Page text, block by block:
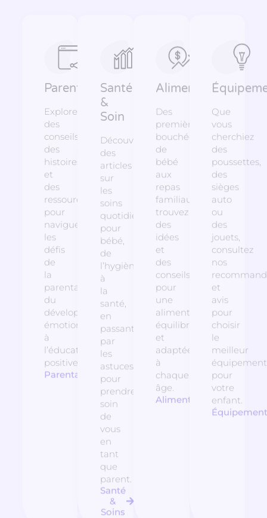
Parentalité
Explorez
des
conseils,
des
histoires
et
des
ressources
pour
naviguer
les
défis
de
la
parentalité,
du
développement
émotionnel
à
l’éducation
positive.
Parentalité
Santé
&
Soin
Découvrez
des
articles
sur
les
soins
quotidiens
pour
bébé,
de
l’hygiène
à
la
santé,
en
passant
par
les
astuces
pour
prendre
soin
de
vous
en
tant
que
parent.
Santé
&
Soins
Alimentation
Des
premières
bouchées
de
bébé
aux
repas
familiaux,
trouvez
des
idées
et
des
conseils
pour
une
alimentation
équilibrée
et
adaptée
à
chaque
âge.
Alimentation
Que
vous
cherchiez
des
poussettes,
des
sièges
auto
ou
des
jouets,
consultez
nos
et
avis
pour
choisir
le
meilleur
équipement
pour
votre
enfant.
Équipement